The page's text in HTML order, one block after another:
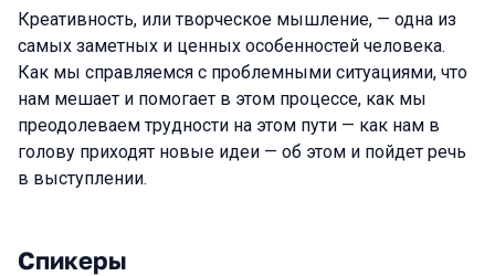
Креативность, или творческое мышление, — одна из
самых заметных и ценных особенностей человека.
Как мы справляемся с проблемными ситуациями, что
нам мешает и помогает в этом процессе, как мы
преодолеваем трудности на этом пути — как нам в
голову приходят новые идеи — об этом и пойдет речь
в выступлении.
Спикеры